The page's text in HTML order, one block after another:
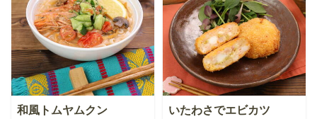
和風トムヤムクン いたわさでエビカツ